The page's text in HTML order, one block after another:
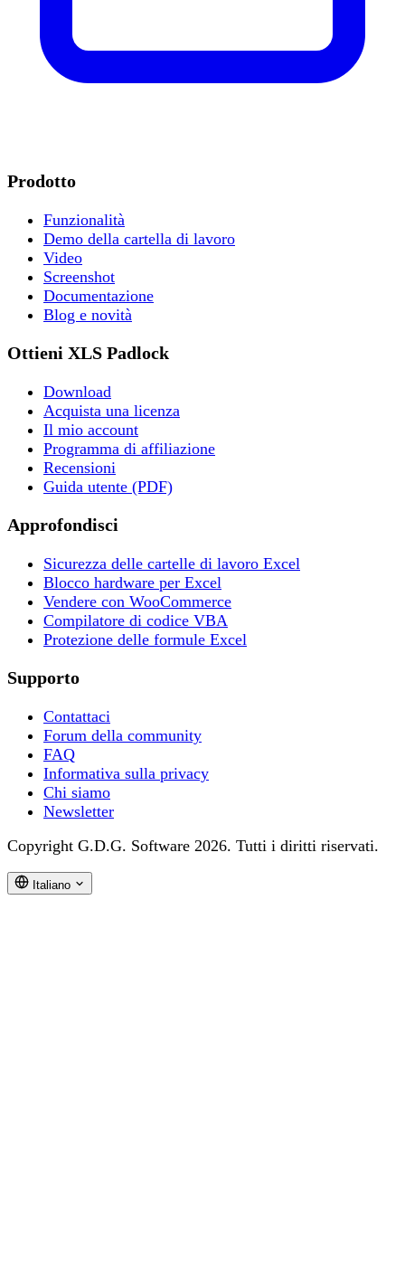
Prodotto
Funzionalità
Demo della cartella di lavoro
Video
Screenshot
Documentazione
Blog e novità
Ottieni XLS Padlock
Download
Acquista una licenza
Il mio account
Programma di affiliazione
Recensioni
Guida utente (PDF)
Approfondisci
Sicurezza delle cartelle di lavoro Excel
Blocco hardware per Excel
Vendere con WooCommerce
Compilatore di codice VBA
Protezione delle formule Excel
Supporto
Contattaci
Forum della community
FAQ
Informativa sulla privacy
Chi siamo
Newsletter
Copyright G.D.G. Software 2026. Tutti i diritti riservati.
Italiano